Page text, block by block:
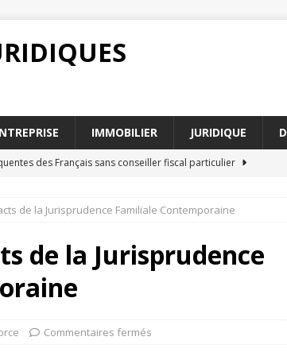
IMMOBILIER JURIDIQUE
des Français sans conseiller fiscal particulier
contester un licenciement devant les prud’hommes
situations où l’indemnisation forfaitaire s’applique
forfaitaire en cas d’accident : que dit la loi
conciliation : quel chemin pour résoudre un conflit ?
de la Jurisprudence Familiale Contemporaine
de la Jurisprudence
Commentaires fermés